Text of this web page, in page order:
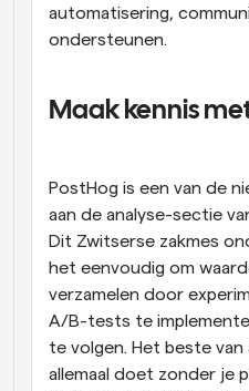
automatisering,
ondersteunen.
Maak kennis
PostHog is een van de
aan de analyse-sectie
Dit Zwitserse zakmes
het eenvoudig om
verzamelen door
A/B-tests te
te volgen. Het beste van
allemaal doet zonder je